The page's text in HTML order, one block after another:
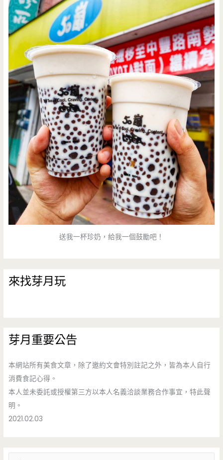
送我一杯珍奶，給我一個鼓勵吧！
來找芽月玩
芽月重要公告
本網站所有美食文章，除了邀約文會特別註記之外，皆為本人自行
消費食記心得。
本人並未委託或授權第三方以本人名義洽談業務合作事宜，特此聲
明。
2021.02.03